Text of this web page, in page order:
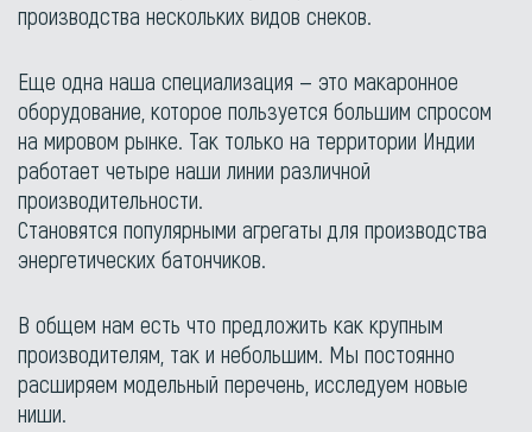
производства нескольких видов снеков.
Еще одна наша специализация — это макаронное
оборудование, которое пользуется большим спросом
на мировом рынке. Так только на территории Индии
работает четыре наши линии различной
производительности.
Становятся популярными агрегаты для производства
энергетических батончиков.
В общем нам есть что предложить как крупным
производителям, так и небольшим. Мы постоянно
расширяем модельный перечень, исследуем новые
ниши.